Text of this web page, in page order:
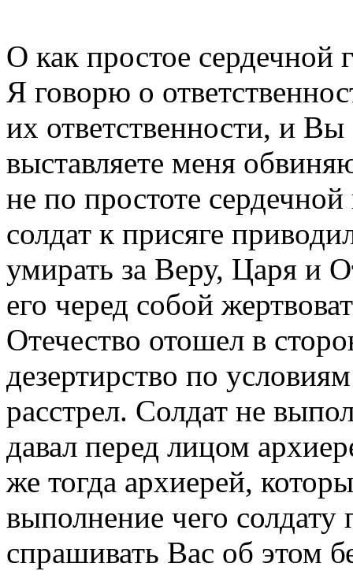
О как простое сердечной
Я говорю о
их ответственности, и
выставляете меня
не по простоте
солдат к присяге
умирать за Веру, Царя и
его черед собой
Отечество отошел в
дезертирство по
расстрел. Солдат не
давал перед лицом
же тогда архиерей,
выполнение чего
спрашивать Вас об этом